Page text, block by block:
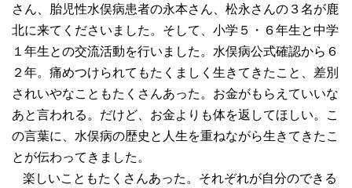
さん、胎児性水俣病患者の永本さん、松永さんの３名が鹿
北に来てくださいました。そして、小学５・６年生と中学
１年生との交流活動を行いました。水俣病公式確認から６
２年。痛めつけられてもたくましく生きてきたこと、差別
されいやなこともたくさんあった。お金がもらえていいな
あと言われる。だけど、お金よりも体を返してほしい。こ
の言葉に、水俣病の歴史と人生を重ねながら生きてきたこ
とが伝わってきました。
楽しいこともたくさんあった。それぞれが自分のできる